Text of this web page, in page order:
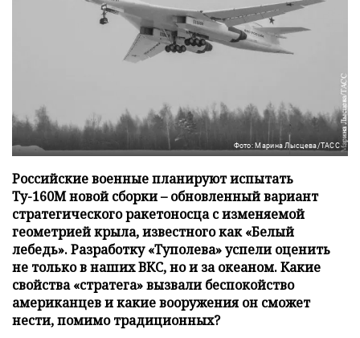
Фото: Марина Лысцева/ТАСС
Российские военные планируют испытать
Ту-160М новой сборки – обновленный вариант
стратегического ракетоносца с изменяемой
геометрией крыла, известного как «Белый
лебедь». Разработку «Туполева» успели оценить
не только в наших ВКС, но и за океаном. Какие
свойства «стратега» вызвали беспокойство
американцев и какие вооружения он сможет
нести, помимо традиционных?